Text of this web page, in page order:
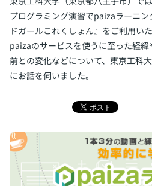
プログラミング演習でpaizaラーニ
ドガールこれくしょん』をご利用い
paizaのサービスを使うに至った経
前との変化などについて、東京工科
にお話を伺いました。